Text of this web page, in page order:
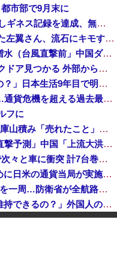
市部で9月末に
日産e-power、無給油で1980km走行しギネス記録を達成、無駄な発電や送電ロスなくEVよりエコを証明
【動画】 広島記念公園を追い出された左翼さん、流石にキモすぎて炎上
中国「大洪水！」三峡ダム「大雨で増水（台風直撃前」中国ダム「緊急放流！」中国鉄道「列車が走行中に流される」中国避難所「支援物資は有料です」謎の勢力「え」→
中国Zbtlink製ルーター20機種にバックドア見つかる 外部から完全制御のおそれ
「中国人ってこんなに嫌われているの？」日本生活9年目で明かす本心！
【韓国株】 7月のKOSPI 28.9％下落…通貨危機を超える過去最大の下げ幅
フに
中国、止められないEV製造 売れず在庫山積み「売れたこと」にして補助金を騙し取る事案を思いつきが横行
中国「台風接近！」台風13号「三峡直撃予測」中国「上流大洪水！（三峡上流」中国都市「8/5の映像（動画」三峡ダム「緊急放流（決壊危機」中国「下流大水害（震え声」→
韓国人インフルエンサー(49)、日本で次々と車に衝突 計7台巻き込み 八王子
岸田文雄元首相「円安を阻止するために日米の通貨当局が実施した為替介入は一時しのぎに過ぎない」
中国とロシア海軍艦艇4隻が日本列島を一周…防衛省が全航路を公開！
「あきれてモノが言えない」「国を維持できるの？」外国人の永住許可要件の厳格化で在日中国人の本音は？
【速報】 中露の武装軍艦4隻が日本一周『いつでも国家沈没させられるぞ』